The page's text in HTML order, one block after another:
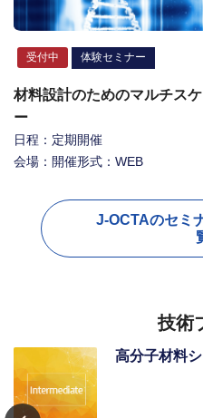
受付中 体験セミナー
材料設計のためのマルチス
ー
日程：定期開催
会場：開催形式：WEB
J-OCTAのセミ
技術
高分子材料